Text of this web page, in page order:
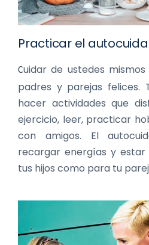
Practicar el
Cuidar de ustedes
padres y parejas felices.
hacer actividades que
ejercicio, leer, practicar
con amigos. El
recargar energías y
tus hijos como para tu